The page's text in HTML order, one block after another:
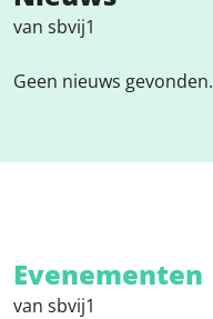
van sbvij1
Geen nieuws gevonden.
Evenementen
van sbvij1